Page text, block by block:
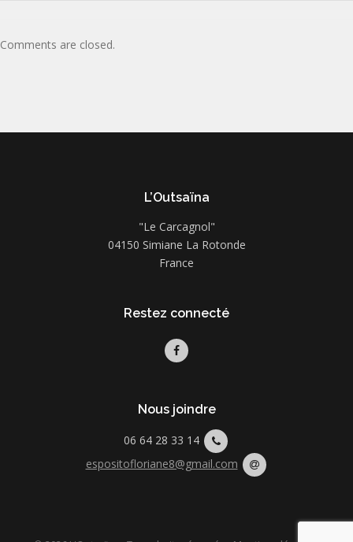
Comments are closed.
L’Outsaïna
"Le Carcagnol"
04150 Simiane La Rotonde
France
Restez connecté
Nous joindre
06 64 28 33 14
espositofloriane8@gmail.com